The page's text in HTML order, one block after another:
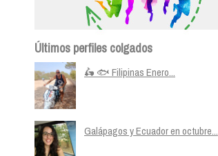
Últimos perfiles colgados
🛵 🐟 Filipinas Enero...
Galápagos y Ecuador en octubre...